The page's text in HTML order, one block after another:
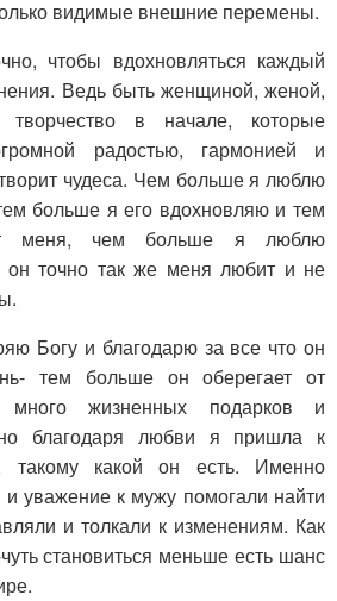
видимые внешние перемены.
чтобы вдохновляться каждый
Ведь быть женщиной, женой,
в начале, которые
радостью, гармонией и
чудеса. Чем больше я люблю
больше я его вдохновляю и тем
меня, чем больше я люблю
точно так же меня любит и не
Богу и благодарю за все что он
тем больше он оберегает от
много жизненных подарков и
благодаря любви я пришла к
такому какой он есть. Именно
уважение к мужу помогали найти
и толкали к изменениям. Как
становиться меньше есть шанс